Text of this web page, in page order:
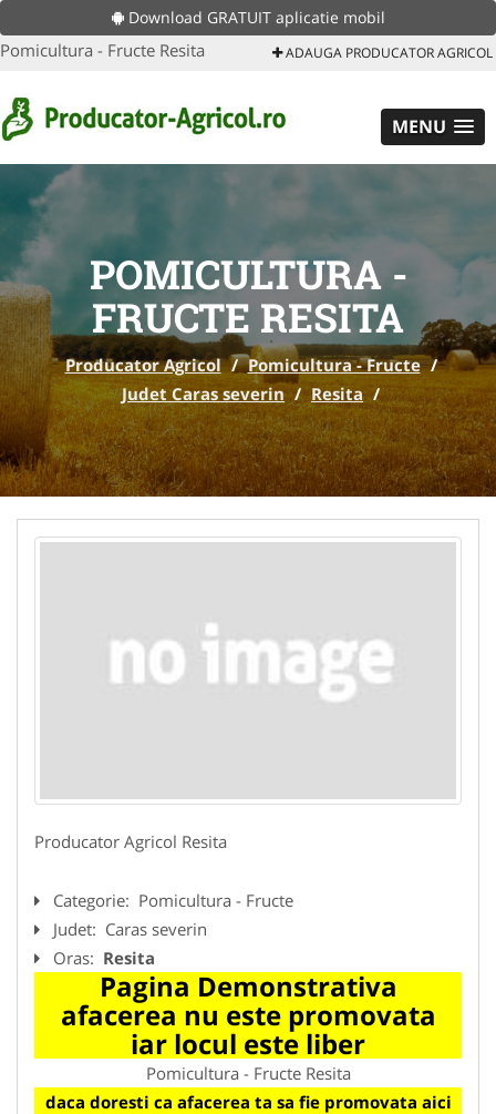
Download GRATUIT aplicatie mobil
Pomicultura - Fructe Resita ADAUGA PRODUCATOR AGRICOL
MENU
POMICULTURA -
FRUCTE RESITA
Producator Agricol / Pomicultura - Fructe /
Judet Caras severin / Resita /
Producator Agricol Resita
Categorie: Pomicultura - Fructe
Judet: Caras severin
Oras: Resita
Pagina Demonstrativa
afacerea nu este promovata
iar locul este liber
Pomicultura - Fructe Resita
daca doresti ca afacerea ta sa fie promovata aici